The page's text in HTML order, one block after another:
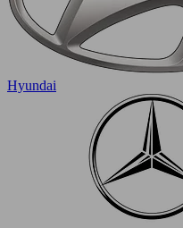
Hyundai